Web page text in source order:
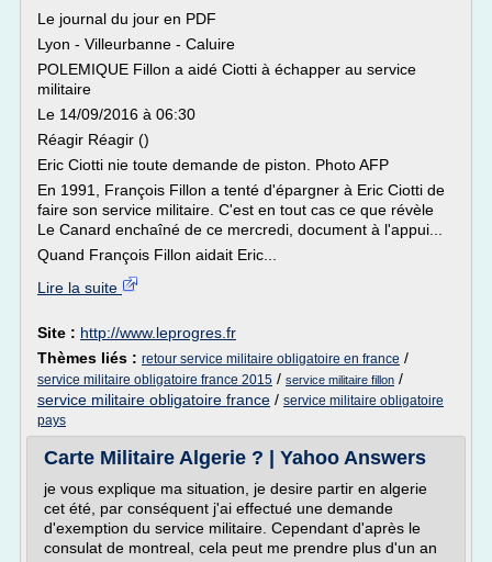
Le journal du jour en PDF
Lyon - Villeurbanne - Caluire
POLEMIQUE Fillon a aidé Ciotti à échapper au service
militaire
Le 14/09/2016 à 06:30
Réagir Réagir ()
Eric Ciotti nie toute demande de piston. Photo AFP
En 1991, François Fillon a tenté d'épargner à Eric Ciotti de
faire son service militaire. C'est en tout cas ce que révèle
Le Canard enchaîné de ce mercredi, document à l'appui...
Quand François Fillon aidait Eric...
Lire la suite
Site : http://www.leprogres.fr
Thèmes liés : retour service militaire obligatoire en france /
service militaire obligatoire france 2015 / service militaire fillon /
service militaire obligatoire france / service militaire obligatoire
pays
Carte Militaire Algerie ? | Yahoo Answers
je vous explique ma situation, je desire partir en algerie
cet été, par conséquent j'ai effectué une demande
d'exemption du service militaire. Cependant d'après le
consulat de montreal, cela peut me prendre plus d'un an